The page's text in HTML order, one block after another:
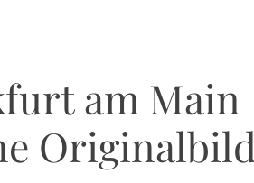
am Main
Originalbild